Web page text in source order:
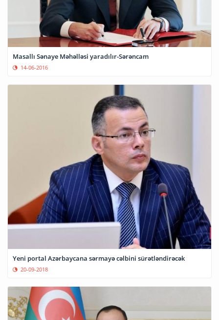
Masallı Sənaye Məhəlləsi yaradılır-Sərəncam
14-06-2016
Yeni portal Azərbaycana sərmayə cəlbini sürətləndirəcək
20-09-2018